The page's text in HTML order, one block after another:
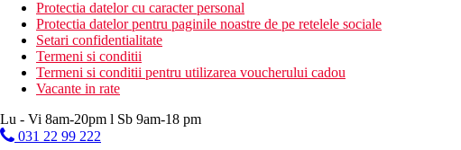
Internet
Gratuit: WiFi in hol
Contra cost: colt de internet
Categoria oficiala
5 stele
Nota
Gama si calitatea serviciilor si activitatilor mentionate pot fi afectate de
Protectia datelor cu caracter personal
Protectia datelor pentru paginile noastre de pe retelele sociale
Setari confidentialitate
Termeni si conditii
Termeni si conditii pentru utilizarea voucherului cadou
Vacante in rate
Lu - Vi 8am-20pm l Sb 9am-18 pm
031 22 99 222